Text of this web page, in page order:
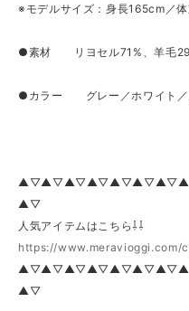
※モデルサイズ：身長165cm／
●素材 リヨセル71%、羊毛
●カラー グレー／ホワイト／
▲▽
人気アイテムはこちら⇩⇩
https://www.meravioggi.com/
▲▽